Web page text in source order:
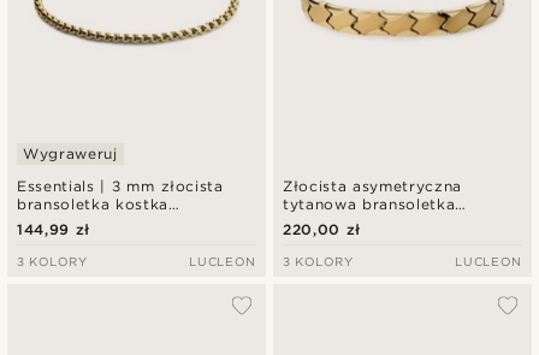
Essentials | 3 mm złocista
bransoletka kostka
zakrzywiona
Wygraweruj
144,99 zł
3 KOLORY LUCLEON
Złocista asymetryczna
tytanowa bransoletka
magnetyczna
220,00 zł
3 KOLORY LUCLEON